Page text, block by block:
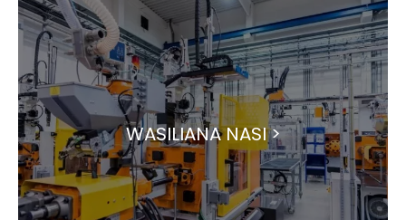
WASILIANA NASI >